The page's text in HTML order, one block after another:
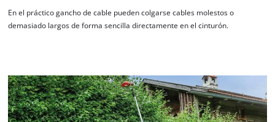
En el práctico gancho de cable pueden colgarse cables molestos o
demasiado largos de forma sencilla directamente en el cinturón.